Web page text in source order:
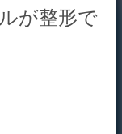
が整形で